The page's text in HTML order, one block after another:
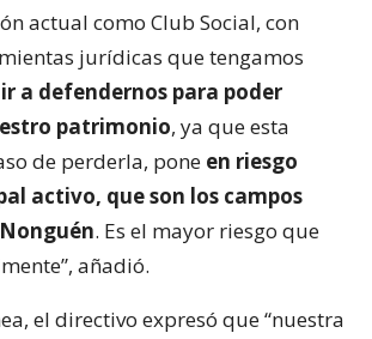
actual como Club Social, con
jurídicas que tengamos
ir a defendernos para poder
patrimonio, ya que esta
de perderla, pone en riesgo
activo, que son los campos
. Es el mayor riesgo que
añadió.
el directivo expresó que “nuestra